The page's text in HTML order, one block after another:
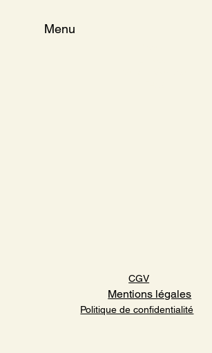
Menu
CGV
Mentions légales
Politique de confidentialité